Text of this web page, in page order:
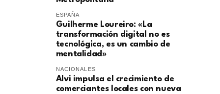
ESPAÑA
Guilherme Loureiro: «La
transformación digital no es
tecnológica, es un cambio de
mentalidad»
NACIONALES
Alvi impulsa el crecimiento de
comerciantes locales con nueva